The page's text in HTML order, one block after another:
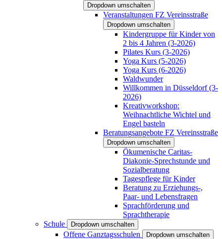
Dropdown umschalten
Veranstaltungen FZ Vereinsstraße
Dropdown umschalten
Kindergruppe für Kinder von
2 bis 4 Jahren (3-2026)
Pilates Kurs (3-2026)
Yoga Kurs (5-2026)
Yoga Kurs (6-2026)
Waldwunder
Willkommen in Düsseldorf (3-
2026)
Kreativworkshop:
Weihnachtliche Wichtel und
Engel basteln
Beratungsangebote FZ Vereinsstraße
Dropdown umschalten
Ökumenische Caritas-
Diakonie-Sprechstunde und
Sozialberatung
Tagespflege für Kinder
Beratung zu Erziehungs-,
Paar- und Lebensfragen
Sprachförderung und
Sprachtherapie
Schule
Dropdown umschalten
Offene Ganztagsschulen Dropdown umschalten